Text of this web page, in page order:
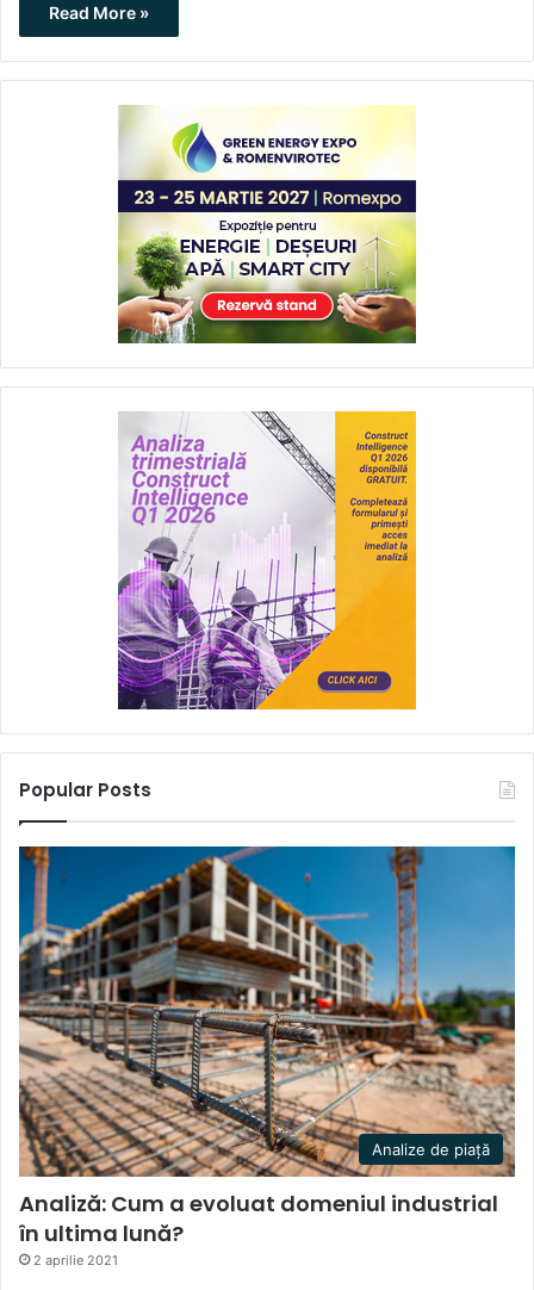
Read More »
Popular Posts
Analize de piață
Analiză: Cum a evoluat domeniul industrial
în ultima lună?
2 aprilie 2021